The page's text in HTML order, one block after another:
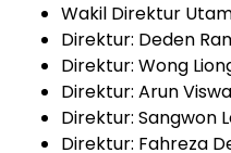
Wakil Direktur
Direktur: Deden
Direktur: Wong
Direktur: Arun
Direktur: Sangwon
Direktur: Fahreza